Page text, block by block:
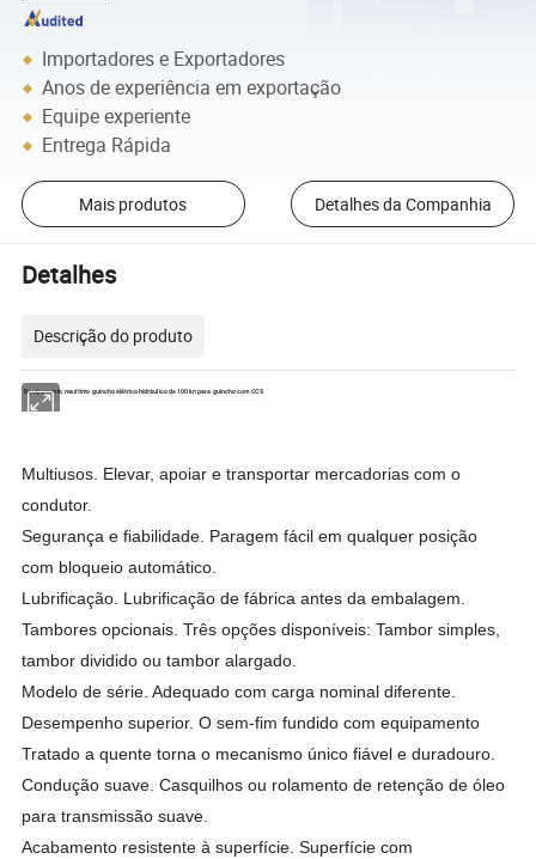
Importadores e Exportadores
Anos de experiência em exportação
Equipe experiente
Entrega Rápida
Mais produtos Detalhes da Companhia
Detalhes
Descrição do produto
Equipamento marítimo guincho elétrico hidráulico de 100 kn para guincho com CCS
Multiusos. Elevar, apoiar e transportar mercadorias com o
condutor.
Segurança e fiabilidade. Paragem fácil em qualquer posição
com bloqueio automático.
Lubrificação. Lubrificação de fábrica antes da embalagem.
Tambores opcionais. Três opções disponíveis: Tambor simples,
tambor dividido ou tambor alargado.
Modelo de série. Adequado com carga nominal diferente.
Desempenho superior. O sem-fim fundido com equipamento
Tratado a quente torna o mecanismo único fiável e duradouro.
Condução suave. Casquilhos ou rolamento de retenção de óleo
para transmissão suave.
Acabamento resistente à superfície. Superfície com